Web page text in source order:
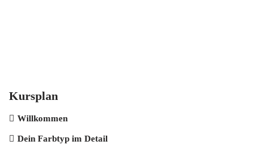
Kursplan
Willkommen
Dein Farbtyp im Detail